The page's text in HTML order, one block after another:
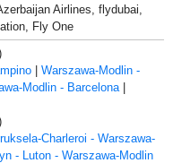
Airlines, flydubai,
Fly One
| Warszawa-Modlin -
Modlin - Barcelona |
Charleroi - Warszawa-
- Luton - Warszawa-Modlin